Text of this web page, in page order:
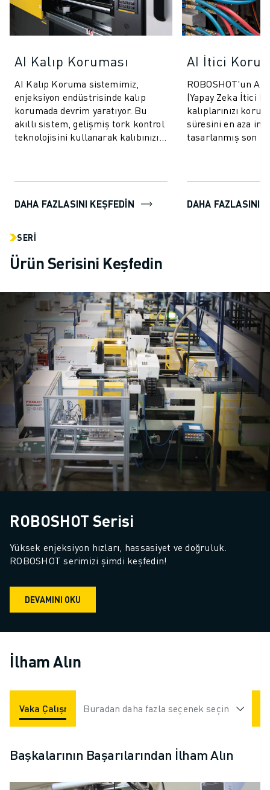
AI Kalıp Koruması
AI Kalıp Koruma sistemimiz,
enjeksiyon endüstrisinde kalıp
korumada devrim yaratıyor. Bu
akıllı sistem, gelişmiş tork kontrol
teknolojisini kullanarak kalıbınızı
DAHA FAZLASINI KEŞFEDİN
AI İtici
ROBOSHOT'un
(Yapay Zeka İtici
kalıplarınızı
süresini en aza
tasarlanmış son
DAHA FAZLASINI
SERI
Ürün Serisini Keşfedin
ROBOSHOT Serisi
Yüksek enjeksiyon hızları, hassasiyet ve doğruluk.
ROBOSHOT serimizi şimdi keşfedin!
DEVAMINI OKU
İlham Alın
Vaka Çalışmaları Uygulamalar Endüstriler
Buradan daha fazla seçenek seçin
Başkalarının Başarılarından İlham Alın